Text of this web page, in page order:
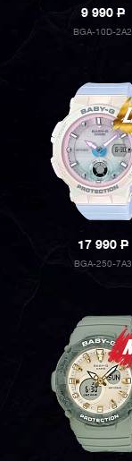
9 990P
BGA-10D-2A2
17 990P
BGA-250-7A3